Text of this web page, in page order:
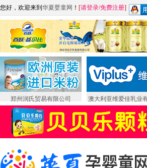
您好，欢迎来到 华夏婴童网 ！ [请登录/免费注册]
郑州润氏贸易有限公司 澳大利亚维爱佳乳业